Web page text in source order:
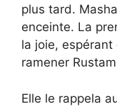
plus tard.
enceinte. La
la joie,
ramener
Elle le rappela